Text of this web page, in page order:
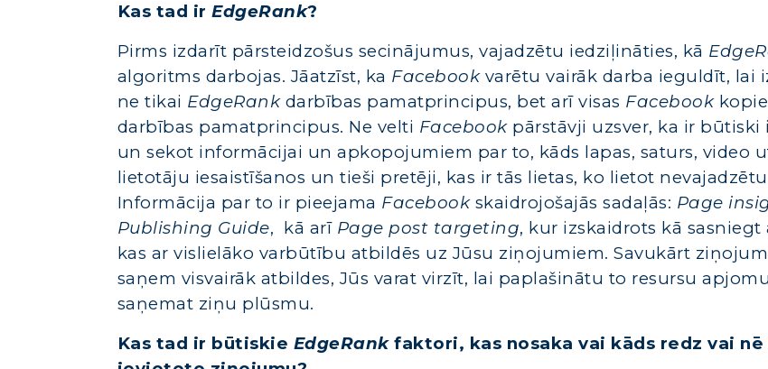
Kas tad irEdgeRank?
Pirms izdarīt pārsteidzošus secinājumus, vajadzētu iedziļināties, kā
algoritms darbojas. Jāatzīst, ka Facebookvarētu vairāk darba ieguldīt, lai
ne tikai EdgeRankdarbības pamatprincipus, bet arī visas Facebook
darbības pamatprincipus. Ne velti Facebookpārstāvji uzsver, ka ir būtiski
un sekot informācijai un apkopojumiem par to, kāds lapas, saturs, video
lietotāju iesaistīšanos un tieši pretēji, kas ir tās lietas, ko lietot
Informācija par to ir pieejama Facebook skaidrojošajās sadaļās: Page
Publishing Guide, kā arī Page post targeting, kur izskaidrots kā
kas ar vislielāko varbūtību atbildēs uz Jūsu ziņojumiem. Savukārt
saņem visvairāk atbildes, Jūs varat virzīt, lai paplašinātu to resursu
saņemat ziņu plūsmu.
Kas tad ir būtiskie EdgeRankfaktori, kas nosaka vai kāds redz vai nē